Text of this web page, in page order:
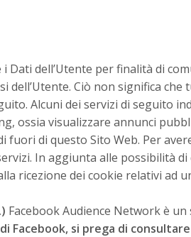
dell’Utente per finalità di
dell’Utente. Ciò non significa
Alcuni dei servizi di seguito
ossia visualizzare annunci
fuori di questo Sito Web. Per
In aggiunta alle possibilità
ricezione dei cookie relativi ad
Facebook Audience Network è
Facebook, si prega di consultare